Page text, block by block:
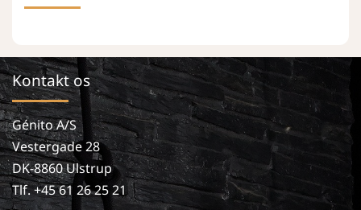
Kontakt os
Génito A/S
Vestergade 28
DK-8860 Ulstrup
Tlf. +45 61 26 25 21